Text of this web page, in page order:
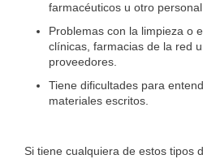
farmacéuticos u otro
Problemas con la limpieza o
clínicas, farmacias de la red
proveedores.
Tiene dificultades para
materiales escritos.
Si tiene cualquiera de estos tipos